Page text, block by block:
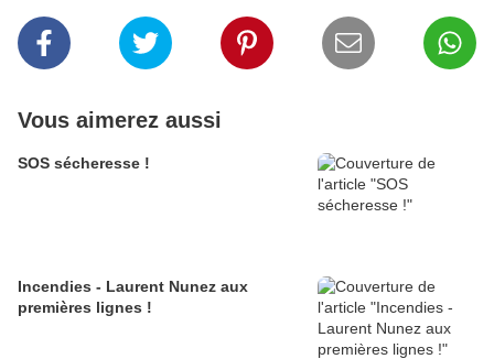
Vous aimerez aussi
SOS sécheresse !
Incendies - Laurent Nunez aux
premières lignes !